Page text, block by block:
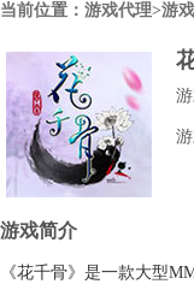
当前位置： 游戏代理>游
游戏简介
《花千骨》是一款大型